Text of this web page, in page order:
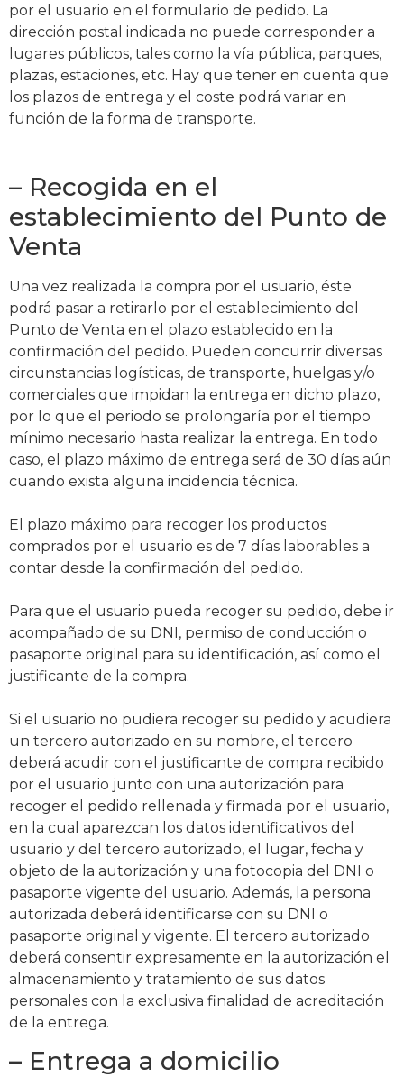
por el usuario en el formulario de pedido. La
dirección postal indicada no puede corresponder a
lugares públicos, tales como la vía pública, parques,
plazas, estaciones, etc. Hay que tener en cuenta que
los plazos de entrega y el coste podrá variar en
función de la forma de transporte.
– Recogida en el
establecimiento del Punto de
Venta
Una vez realizada la compra por el usuario, éste
podrá pasar a retirarlo por el establecimiento del
Punto de Venta en el plazo establecido en la
confirmación del pedido. Pueden concurrir diversas
circunstancias logísticas, de transporte, huelgas y/o
comerciales que impidan la entrega en dicho plazo,
por lo que el periodo se prolongaría por el tiempo
mínimo necesario hasta realizar la entrega. En todo
caso, el plazo máximo de entrega será de 30 días aún
cuando exista alguna incidencia técnica.
El plazo máximo para recoger los productos
comprados por el usuario es de 7 días laborables a
contar desde la confirmación del pedido.
Para que el usuario pueda recoger su pedido, debe ir
acompañado de su DNI, permiso de conducción o
pasaporte original para su identificación, así como el
justificante de la compra.
Si el usuario no pudiera recoger su pedido y acudiera
un tercero autorizado en su nombre, el tercero
deberá acudir con el justificante de compra recibido
por el usuario junto con una autorización para
recoger el pedido rellenada y firmada por el usuario,
en la cual aparezcan los datos identificativos del
usuario y del tercero autorizado, el lugar, fecha y
objeto de la autorización y una fotocopia del DNI o
pasaporte vigente del usuario. Además, la persona
autorizada deberá identificarse con su DNI o
pasaporte original y vigente. El tercero autorizado
deberá consentir expresamente en la autorización el
almacenamiento y tratamiento de sus datos
personales con la exclusiva finalidad de acreditación
de la entrega.
– Entrega a domicilio